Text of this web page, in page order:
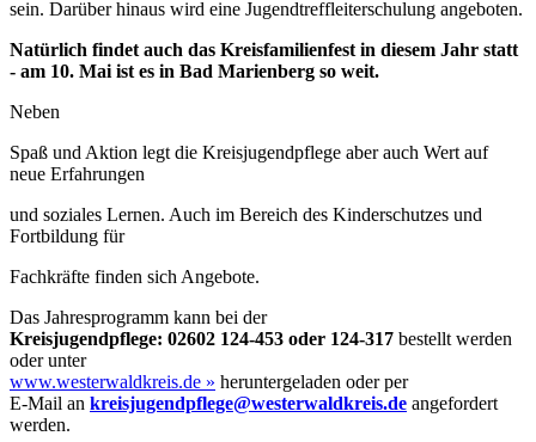
sein. Darüber hinaus wird eine Jugendtreffleiterschulung angeboten.
Natürlich findet auch das Kreisfamilienfest in diesem Jahr statt
- am 10. Mai ist es in Bad Marienberg so weit.
Neben
Spaß und Aktion legt die Kreisjugendpflege aber auch Wert auf
neue Erfahrungen
und soziales Lernen. Auch im Bereich des Kinderschutzes und
Fortbildung für
Fachkräfte finden sich Angebote.
Das Jahresprogramm kann bei der
Kreisjugendpflege: 02602 124-453 oder 124-317 bestellt werden
oder unter
www.westerwaldkreis.de » heruntergeladen oder per
E-Mail an kreisjugendpflege@westerwaldkreis.de angefordert
werden.